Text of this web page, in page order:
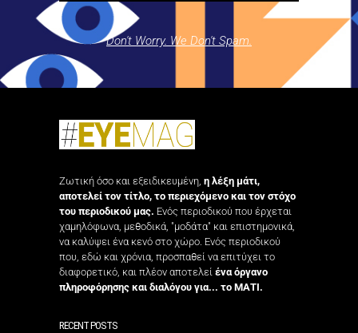
Don't Worry. We Don't Spam.
Ζωτική όσο και εξειδικευμένη, η λέξη μάτι,
αποτελεί τον τίτλο, το περιεχόμενο και τον στόχο
του περιοδικού μας. Ενός περιοδικού που έρχεται
χαμηλόφωνα, μεθοδικά, "μοδάτα" και επιστημονικά,
να καλύψει ένα κενό στο χώρο. Ενός περιοδικού
που, εδώ και χρόνια, προσπαθεί να επιτύχει το
διαφορετικό, και πλέον αποτελεί ένα όργανο
πληροφόρησης και διαλόγου για... το ΜΑΤΙ.
RECENT POSTS